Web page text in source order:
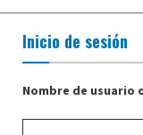
Inicio de sesión
Nombre de usuario